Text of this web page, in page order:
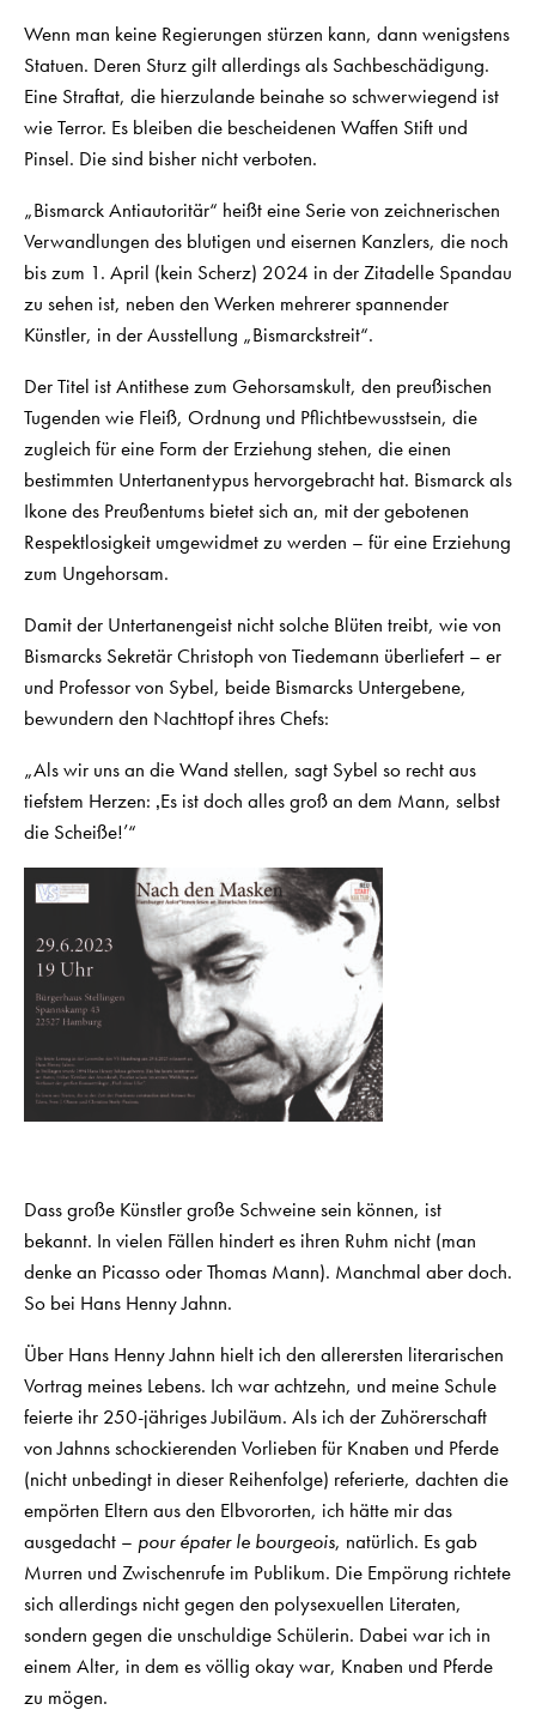
Wenn man keine Regierungen stürzen kann, dann wenigstens
Statuen. Deren Sturz gilt allerdings als Sachbeschädigung.
Eine Straftat, die hierzulande beinahe so schwerwiegend ist
wie Terror. Es bleiben die bescheidenen Waffen Stift und
Pinsel. Die sind bisher nicht verboten.
„Bismarck Antiautoritär“ heißt eine Serie von zeichnerischen
Verwandlungen des blutigen und eisernen Kanzlers, die noch
bis zum 1. April (kein Scherz) 2024 in der Zitadelle Spandau
zu sehen ist, neben den Werken mehrerer spannender
Künstler, in der Ausstellung „Bismarckstreit“.
Der Titel ist Antithese zum Gehorsamskult, den preußischen
Tugenden wie Fleiß, Ordnung und Pflichtbewusstsein, die
zugleich für eine Form der Erziehung stehen, die einen
bestimmten Untertanentypus hervorgebracht hat. Bismarck als
Ikone des Preußentums bietet sich an, mit der gebotenen
Respektlosigkeit umgewidmet zu werden – für eine Erziehung
zum Ungehorsam.
Damit der Untertanengeist nicht solche Blüten treibt, wie von
Bismarcks Sekretär Christoph von Tiedemann überliefert – er
und Professor von Sybel, beide Bismarcks Untergebene,
bewundern den Nachttopf ihres Chefs:
„Als wir uns an die Wand stellen, sagt Sybel so recht aus
tiefstem Herzen: ‚Es ist doch alles groß an dem Mann, selbst
die Scheiße!’“
Dass große Künstler große Schweine sein können, ist
bekannt. In vielen Fällen hindert es ihren Ruhm nicht (man
denke an Picasso oder Thomas Mann). Manchmal aber doch.
So bei Hans Henny Jahnn.
Über Hans Henny Jahnn hielt ich den allerersten literarischen
Vortrag meines Lebens. Ich war achtzehn, und meine Schule
feierte ihr 250-jähriges Jubiläum. Als ich der Zuhörerschaft
von Jahnns schockierenden Vorlieben für Knaben und Pferde
(nicht unbedingt in dieser Reihenfolge) referierte, dachten die
empörten Eltern aus den Elbvororten, ich hätte mir das
ausgedacht – pour épater le bourgeois, natürlich. Es gab
Murren und Zwischenrufe im Publikum. Die Empörung richtete
sich allerdings nicht gegen den polysexuellen Literaten,
sondern gegen die unschuldige Schülerin. Dabei war ich in
einem Alter, in dem es völlig okay war, Knaben und Pferde
zu mögen.